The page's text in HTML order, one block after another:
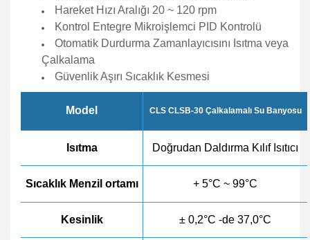
Hareket Hızı Aralığı 20 ~ 120 rpm
Kontrol Entegre Mikroişlemci PID Kontrolü
Otomatik Durdurma Zamanlayıcısını Isıtma veya
Çalkalama
Güvenlik Aşırı Sıcaklık Kesmesi
Model CLS CLSB-30 Çalkalamalı Su Banyosu
Isıtma Doğrudan Daldırma Kılıf Isıtıcı
Sıcaklık Menzil ortamı + 5°C ~ 99°C
Kesinlik ± 0,2°C -de 37,0°C